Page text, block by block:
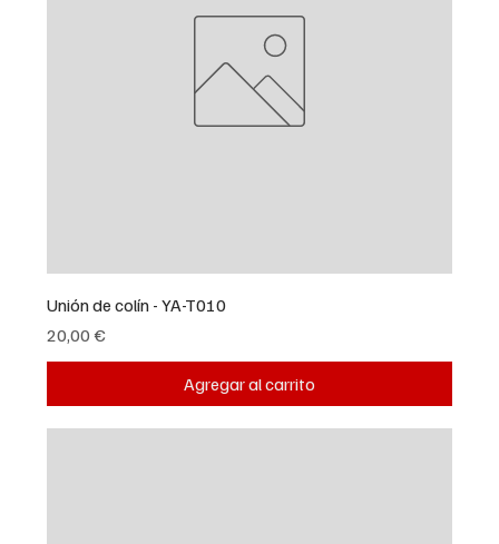
Unión de colín - YA-T010
Precio
20,00 €
Agregar al carrito